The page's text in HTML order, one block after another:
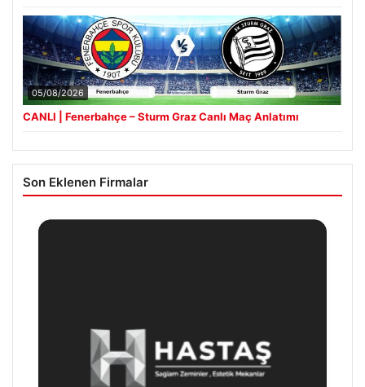
05/08/2026
CANLI | Fenerbahçe – Sturm Graz Canlı Maç Anlatımı
Son Eklenen Firmalar